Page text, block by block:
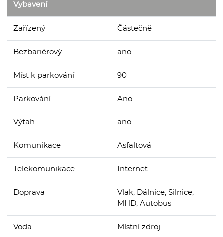
Vybavení
Zařízený Částečně
Bezbariérový ano
Míst k parkování 90
Parkování Ano
Výtah ano
Komunikace Asfaltová
Telekomunikace Internet
Doprava
Vlak, Dálnice, Silnice,
MHD, Autobus
Voda Místní zdroj